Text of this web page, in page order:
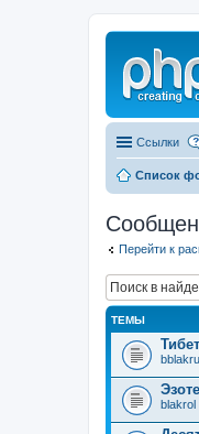
Ссылки
Список
Перейти к
ТЕМЫ
bblakru
blakrol